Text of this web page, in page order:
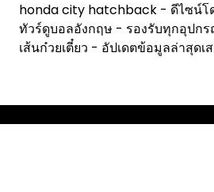
honda city hatchback - ดีไซน์โ
ทัวร์ดูบอลอังกฤษ - รองรับทุกอุปก
เส้นก๋วยเตี๋ยว - อัปเดตข้อมูลล่าสุดเ